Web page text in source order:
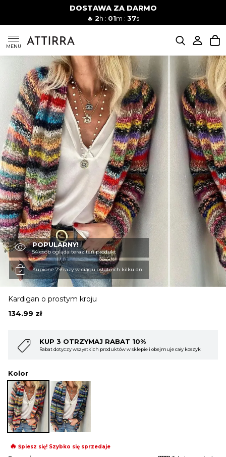
DOSTAWA ZA DARMO
🔥 2h : 01m : 36s
MENU
Mężczyźni
SUKIENKI
KOMPLETY
KOMBINEZONY
DÓŁ DAMSKIE
STROJE KĄPIELOWE
BLUZKI
OBUWIE
BIELIZNA
SWETRY
OKRYCIA WIERZCHNIE
POPULARNY!
54 osób ogląda teraz ten produkt
Kupione 79 razy w ciągu ostatnich kilku dni
Kardigan o prostym kroju
134.99 zł
10%
w sklepie i obejmuje cały koszyk
KUP 4 OTRZYMAJ RABAT
Rabat dotyczy wszystkich produktów w
Kolor
🔥 Śpiesz się! Szybko się sprzedaje